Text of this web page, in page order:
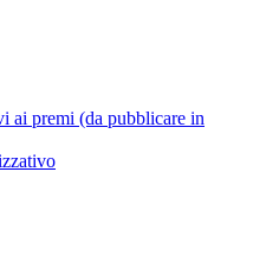
ai premi (da pubblicare in